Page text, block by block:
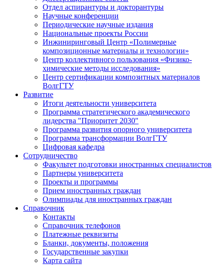
Отдел аспирантуры и докторантуры
Научные конференции
Периодические научные издания
Национальные проекты России
Инжиниринговый Центр «Полимерные
композиционные материалы и технологии»
Центр коллективного пользования «Физико-
химические методы исследования»
Центр сертификации композитных материалов
ВолгГТУ
Развитие
Итоги деятельности университета
Программа стратегического академического
лидерства "Приоритет 2030"
Программа развития опорного университета
Программа трансформации ВолгГТУ
Цифровая кафедра
Сотрудничество
Факультет подготовки иностранных специалистов
Партнеры университета
Проекты и программы
Прием иностранных граждан
Олимпиады для иностранных граждан
Справочник
Контакты
Справочник телефонов
Платежные реквизиты
Бланки, документы, положения
Государственные закупки
Карта сайта